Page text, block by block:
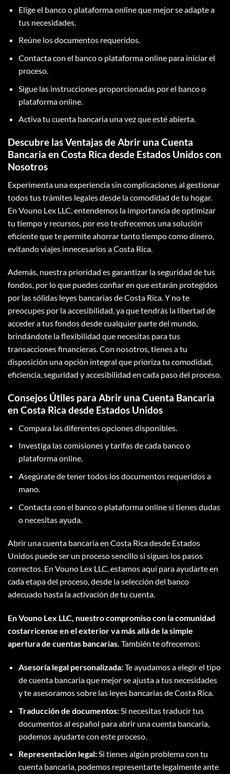
Elige el banco o plataforma online que mejor se adapte a
tus necesidades.
Reúne los documentos requeridos.
Contacta con el banco o plataforma online para iniciar el
proceso.
Sigue las instrucciones proporcionadas por el banco o
plataforma online.
Activa tu cuenta bancaria una vez que esté abierta.
Descubre las Ventajas de Abrir una Cuenta
Bancaria en Costa Rica desde Estados Unidos con
Nosotros
Experimenta una experiencia sin complicaciones al gestionar
todos tus trámites legales desde la comodidad de tu hogar.
En Vouno Lex LLC, entendemos la importancia de optimizar
tu tiempo y recursos, por eso te ofrecemos una solución
eficiente que te permite ahorrar tanto tiempo como dinero,
evitando viajes innecesarios a Costa Rica.
Además, nuestra prioridad es garantizar la seguridad de tus
fondos, por lo que puedes confiar en que estarán protegidos
por las sólidas leyes bancarias de Costa Rica. Y no te
preocupes por la accesibilidad, ya que tendrás la libertad de
acceder a tus fondos desde cualquier parte del mundo,
brindándote la flexibilidad que necesitas para tus
transacciones financieras. Con nosotros, tienes a tu
disposición una opción integral que prioriza tu comodidad,
eficiencia, seguridad y accesibilidad en cada paso del proceso.
Consejos Útiles para Abrir una Cuenta Bancaria
en Costa Rica desde Estados Unidos
Compara las diferentes opciones disponibles.
Investiga las comisiones y tarifas de cada banco o
plataforma online.
Asegúrate de tener todos los documentos requeridos a
mano.
Contacta con el banco o plataforma online si tienes dudas
o necesitas ayuda.
Abrir una cuenta bancaria en Costa Rica desde Estados
Unidos puede ser un proceso sencillo si sigues los pasos
correctos. En Vouno Lex LLC, estamos aquí para ayudarte en
cada etapa del proceso, desde la selección del banco
adecuado hasta la activación de tu cuenta.
En Vouno Lex LLC, nuestro compromiso con la comunidad
costarricense en el exterior va más allá de la simple
apertura de cuentas bancarias. También te ofrecemos:
Asesoría legal personalizada:Te ayudamos a elegir el tipo
de cuenta bancaria que mejor se ajusta a tus necesidades
y te asesoramos sobre las leyes bancarias de Costa Rica.
Traducción de documentos:Si necesitas traducir tus
documentos al español para abrir una cuenta bancaria,
podemos ayudarte con este proceso.
Representación legal:Si tienes algún problema con tu
cuenta bancaria, podemos representarte legalmente ante